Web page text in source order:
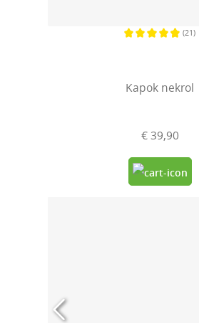
(21)
Kapok nekrol
€ 39,90